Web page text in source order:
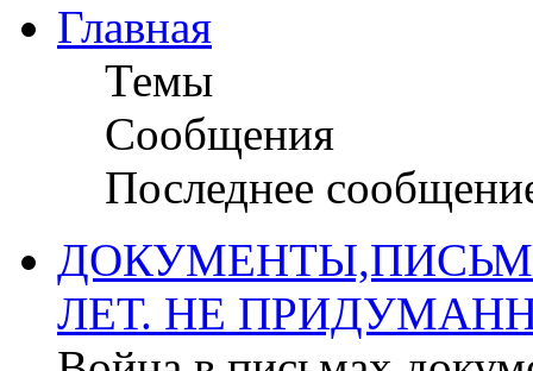
Главная
Темы
Сообщения
Последнее
ЛЕТ. НЕ